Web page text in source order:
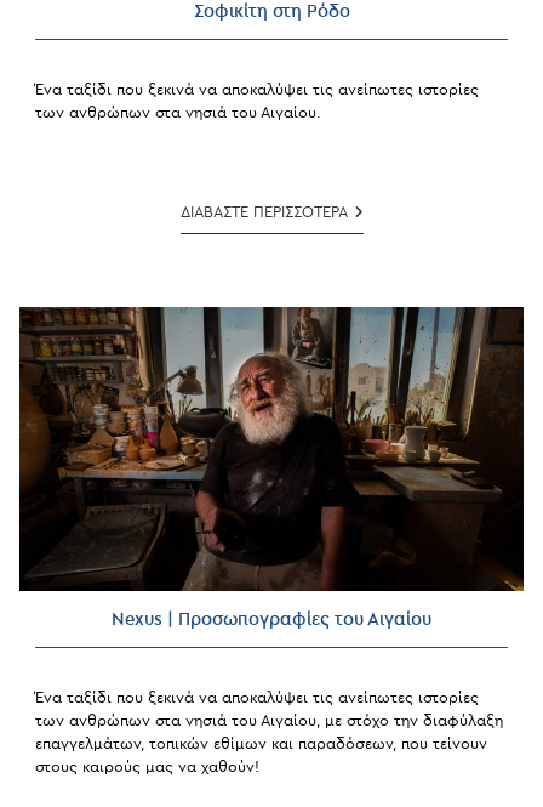
Σοφικίτη στη Ρόδο
Ένα ταξίδι που ξεκινά να αποκαλύψει τις ανείπωτες ιστορίες
των ανθρώπων στα νησιά του Αιγαίου.
ΔΙΑΒΑΣΤΕ ΠΕΡΙΣΣΟΤΕΡΑΕλculture.gr
|
Έκθεση
Με
Φωτογραφίες
Του
Κωνσταντίνου
Και
Πέτρου
Σοφικίτη
Στη
Ρόδο
Nexus | Προσωπογραφίες του Αιγαίου
Ένα ταξίδι που ξεκινά να αποκαλύψει τις ανείπωτες ιστορίες
των ανθρώπων στα νησιά του Αιγαίου, με στόχο την διαφύλαξη
επαγγελμάτων, τοπικών εθίμων και παραδόσεων, που τείνουν
στους καιρούς μας να χαθούν!